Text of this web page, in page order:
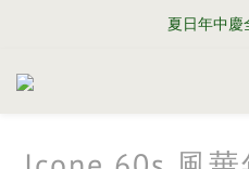
WELCOME TO
夏日年中
WELCOME